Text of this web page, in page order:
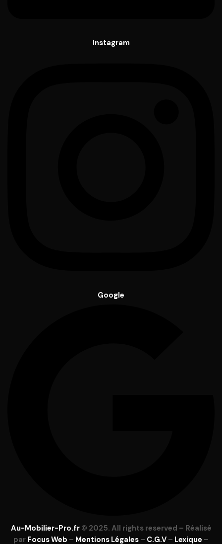
Instagram
Google
Au-Mobilier-Pro.fr© 2025. All rights reserved – Réalisé
par Focus Web – Mentions Légales – C.G.V – Lexique –